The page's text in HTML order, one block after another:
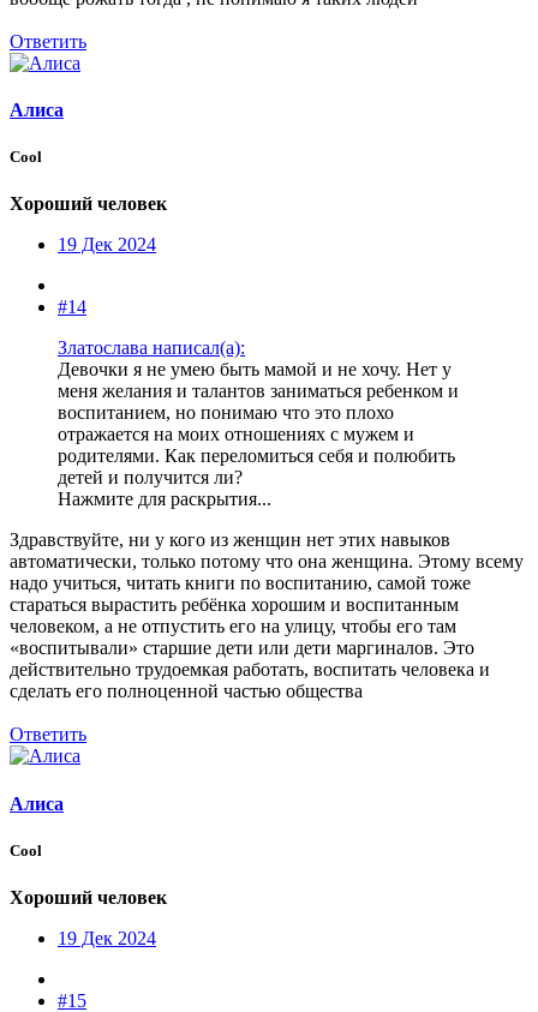
Ответить
Алиса
Cool
Хороший человек
19 Дек 2024
#14
Златослава написал(а):
Девочки я не умею быть мамой и не хочу. Нет у
меня желания и талантов заниматься ребенком и
воспитанием, но понимаю что это плохо
отражается на моих отношениях с мужем и
родителями. Как переломиться себя и полюбить
детей и получится ли?
Нажмите для раскрытия...
Здравствуйте, ни у кого из женщин нет этих навыков
автоматически, только потому что она женщина. Этому всему
надо учиться, читать книги по воспитанию, самой тоже
стараться вырастить ребёнка хорошим и воспитанным
человеком, а не отпустить его на улицу, чтобы его там
«воспитывали» старшие дети или дети маргиналов. Это
действительно трудоемкая работать, воспитать человека и
сделать его полноценной частью общества
Ответить
Алиса
Cool
Хороший человек
19 Дек 2024
#15